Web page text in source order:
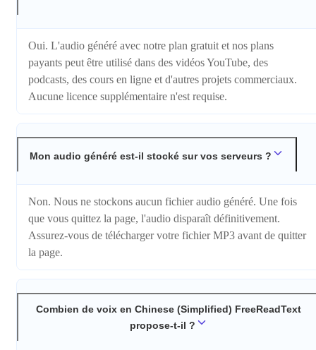
Oui. L'audio généré avec notre plan gratuit et nos plans
payants peut être utilisé dans des vidéos YouTube, des
podcasts, des cours en ligne et d'autres projets commerciaux.
Aucune licence supplémentaire n'est requise.
Mon audio généré est-il stocké sur vos serveurs ?
Non. Nous ne stockons aucun fichier audio généré. Une fois
que vous quittez la page, l'audio disparaît définitivement.
Assurez-vous de télécharger votre fichier MP3 avant de quitter
la page.
Combien de voix en Chinese (Simplified) FreeReadText
propose-t-il ?